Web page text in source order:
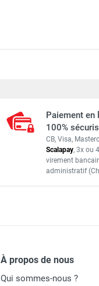
Paiement en
100%
CB, Visa,
Scalapay, 3x ou
virement
administratif
À propos de nous
Qui sommes-nous ?